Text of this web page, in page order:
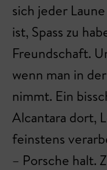
sich jeder
ist, Spass zu
Freundschaft.
wenn man in
nimmt. Ein
Alcantara dort,
feinstens
– Porsche halt.